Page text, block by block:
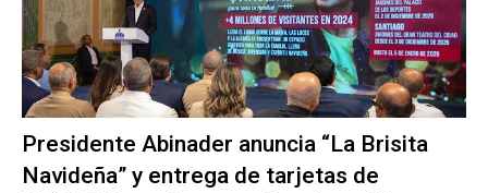
Presidente Abinader anuncia “La Brisita
Navideña” y entrega de tarjetas de